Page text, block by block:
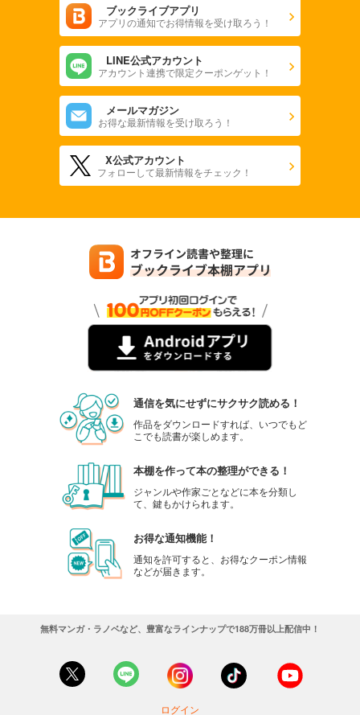
ブックライブアプリ
アプリの通知でお得情報を受け取ろう！
LINE公式アカウント
アカウント連携で限定クーポンゲット！
メールマガジン
お得な最新情報を受け取ろう！
X公式アカウント
フォローして最新情報をチェック！
通信を気にせずにサクサク読める！
作品をダウンロードすれば、いつでもど
こでも読書が楽しめます。
本棚を作って本の整理ができる！
ジャンルや作家ごとなどに本を分類し
て、鍵もかけられます。
お得な通知機能！
通知を許可すると、お得なクーポン情報
などが届きます。
無料マンガ・ラノベなど、豊富なラインナップで188万冊以上配信中！
ログイン